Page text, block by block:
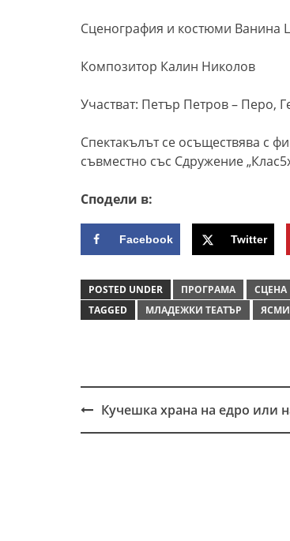
Сценография и костюми Ванина
Композитор Калин Николов
Участват: Петър Петров – Перо,
Спектакълът се осъществява с
съвместно със Сдружение
Сподели в:
Facebook Twitter
POSTED UNDER ПРОГРАМА
СЦЕНА
TAGGED
МЛАДЕЖКИ ТЕАТЪР
Кучешка храна на едро или